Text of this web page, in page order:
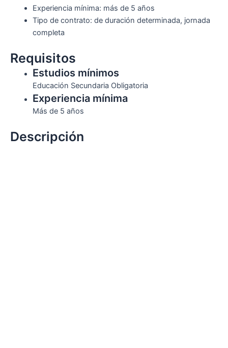
Experiencia mínima: más de 5 años
Tipo de contrato: de duración determinada, jornada
completa
Requisitos
Estudios mínimos
Educación Secundaria Obligatoria
Experiencia mínima
Más de 5 años
Descripción